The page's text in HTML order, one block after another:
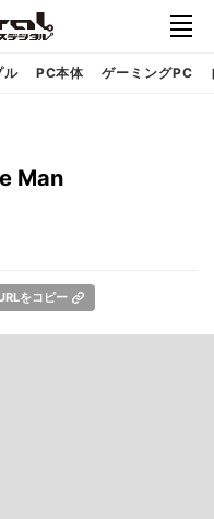
ル PC本体 ゲーミングPC
Man
をコピー